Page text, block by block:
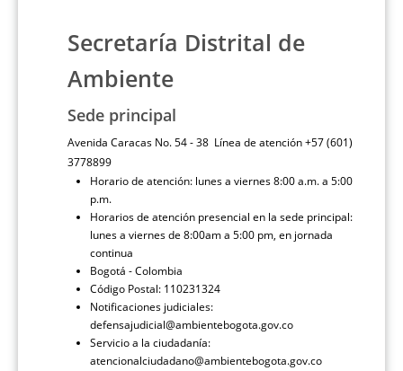
Secretaría Distrital de
Ambiente
Sede principal
Avenida Caracas No. 54 - 38 Línea de atención +57 (601)
3778899
Horario de atención: lunes a viernes 8:00 a.m. a 5:00
p.m.
Horarios de atención presencial en la sede principal:
lunes a viernes de 8:00am a 5:00 pm, en jornada
continua
Bogotá - Colombia
Código Postal: 110231324
Notificaciones judiciales:
defensajudicial@ambientebogota.gov.co
Servicio a la ciudadanía:
atencionalciudadano@ambientebogota.gov.co